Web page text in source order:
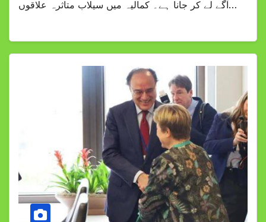
آگے لے کر جانا ہے۔ کمالیہ میں سیلاب متاثرہ علاقوں…